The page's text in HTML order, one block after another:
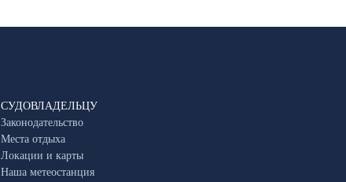
СУДОВЛАДЕЛЬЦУ
Законодательство
Места отдыха
Локации и карты
Наша метеостанция